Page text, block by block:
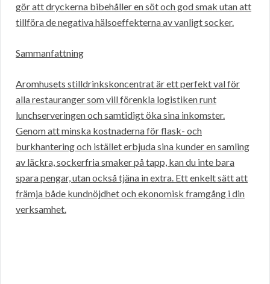
gör att dryckerna bibehåller en söt och god smak utan att
tillföra de negativa hälsoeffekterna av vanligt socker.
Sammanfattning
Aromhusets stilldrinkskoncentrat är ett perfekt val för
alla restauranger som vill förenkla logistiken runt
lunchserveringen och samtidigt öka sina inkomster.
Genom att minska kostnaderna för flask- och
burkhantering och istället erbjuda sina kunder en samling
av läckra, sockerfria smaker på tapp, kan du inte bara
spara pengar, utan också tjäna in extra. Ett enkelt sätt att
främja både kundnöjdhet och ekonomisk framgång i din
verksamhet.